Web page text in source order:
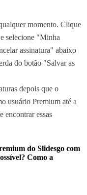
momento. Clique
selecione "Minha
assinatura" abaixo
do botão "Salvar as
depois que o
usuário Premium até a
encontrar essas
do Slidesgo com
Como a